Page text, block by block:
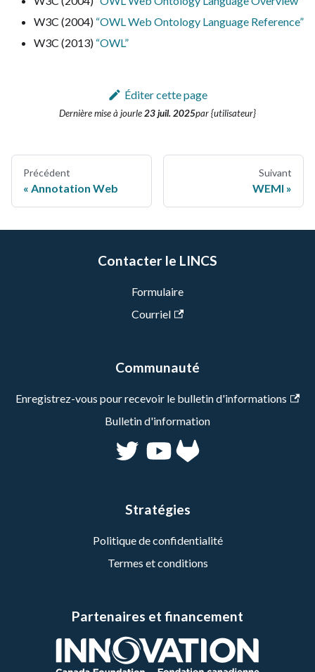
W3C (2004) “OWL Web Ontology Language Reference”
W3C (2013) “OWL”
Éditer cette page
Dernière mise à jourle23 juil. 2025par {utilisateur}
Précédent
Annotation Web
Suivant
WEMI
Contacter le LINCS
Formulaire
Courriel
Communauté
Enregistrez-vous pour recevoir le bulletin d'informations
Bulletin d'information
Stratégies
Politique de confidentialité
Termes et conditions
Partenaires et financement